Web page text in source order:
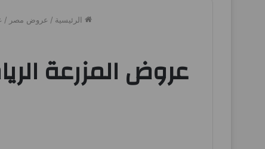
الرئيسية / عروض مصر /